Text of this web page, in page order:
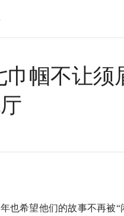
巾帼不让
也希望他们的故事不再被“